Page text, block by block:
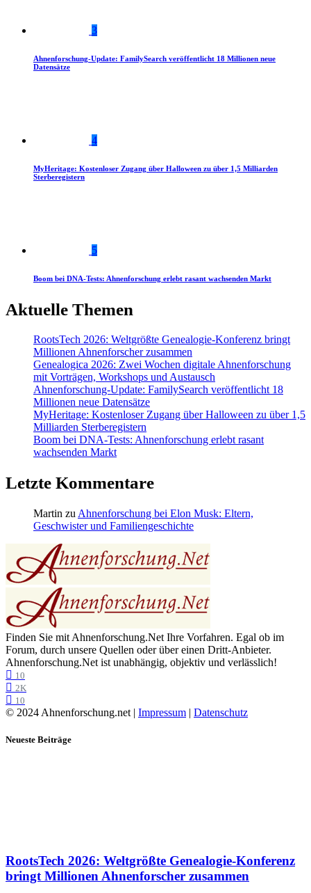
3
Ahnenforschung-Update: FamilySearch veröffentlicht 18 Millionen neue
Datensätze
4
MyHeritage: Kostenloser Zugang über Halloween zu über 1,5 Milliarden
Sterberegistern
5
Boom bei DNA-Tests: Ahnenforschung erlebt rasant wachsenden Markt
Aktuelle Themen
RootsTech 2026: Weltgrößte Genealogie-Konferenz bringt
Millionen Ahnenforscher zusammen
Genealogica 2026: Zwei Wochen digitale Ahnenforschung
mit Vorträgen, Workshops und Austausch
Ahnenforschung-Update: FamilySearch veröffentlicht 18
Millionen neue Datensätze
MyHeritage: Kostenloser Zugang über Halloween zu über 1,5
Milliarden Sterberegistern
Boom bei DNA-Tests: Ahnenforschung erlebt rasant
wachsenden Markt
Letzte Kommentare
Martin zu Ahnenforschung bei Elon Musk: Eltern,
Geschwister und Familiengeschichte
Finden Sie mit Ahnenforschung.Net Ihre Vorfahren. Egal ob im
Forum, durch unsere Quellen oder über einen Dritt-Anbieter.
Ahnenforschung.Net ist unabhängig, objektiv und verlässlich!
10
2K
10
© 2024 Ahnenforschung.net | Impressum | Datenschutz
Neueste Beiträge
RootsTech 2026: Weltgrößte Genealogie-Konferenz
bringt Millionen Ahnenforscher zusammen